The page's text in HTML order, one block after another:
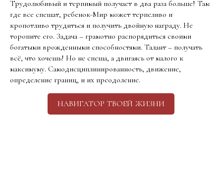
Трудолюбивый и терпимый получает в два раза больше! Там
где все спешат, ребенок-Мир может терпеливо и
кропотливо трудиться и получить двойную награду. Не
торопите его. Задача – грамотно распорядиться своими
богатыми врожденными способностями. Талант – получать
всё, что хочешь! Но не спеша, а двигаясь от малого к
максимуму. Самодисциплинированность, движение,
определение границ, и их преодоление.
НАВИГАТОР ТВОЕЙ ЖИЗНИ